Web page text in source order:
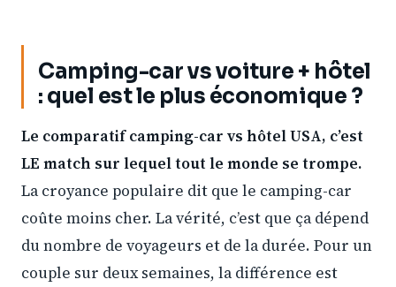
Camping-car vs voiture + hôtel
: quel est le plus économique ?
Le comparatif camping-car vs hôtel USA, c’est
LE match sur lequel tout le monde se trompe.
La croyance populaire dit que le camping-car
coûte moins cher. La vérité, c’est que ça dépend
du nombre de voyageurs et de la durée. Pour un
couple sur deux semaines, la différence est